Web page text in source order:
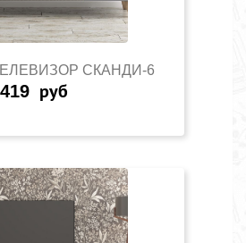
СКАНДИ-6
руб